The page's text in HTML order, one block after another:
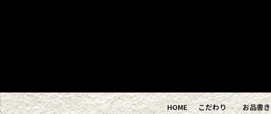
HOME こだわり お品書き